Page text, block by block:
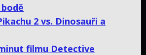
2 vs. Dinosauři a
filmu Detective